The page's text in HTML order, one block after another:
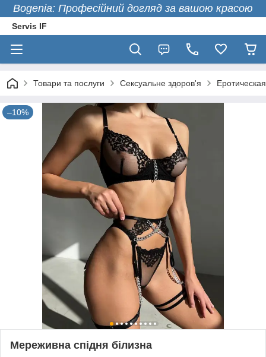
Bogenia: Професійний догляд за вашою красою
Servis IF
Товари та послуги Сексуальне здоров'я
–10%
Мереживна спідня білизна